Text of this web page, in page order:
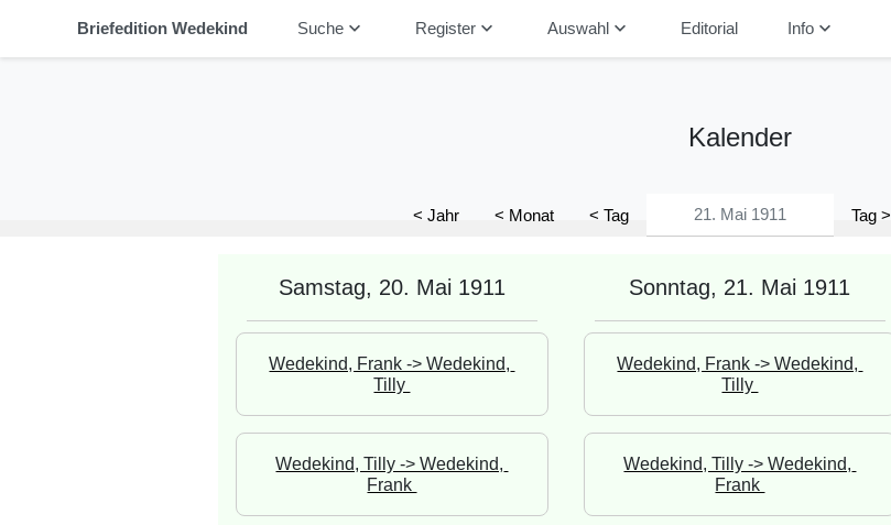
Briefedition Wedekind Suchekeyboard_arrow_down Registerkeyboard_arrow_down Auswahlkeyboard_arrow_down Editorial Infokeyboard_arrow_down
Kalender
< Jahr < Monat < Tag Tag >
Samstag, 20. Mai 1911
Wedekind, Frank -> Wedekind,
Tilly
Wedekind, Tilly -> Wedekind,
Frank
Sonntag, 21. Mai 1911
Wedekind, Frank -> Wedekind,
Tilly
Wedekind, Tilly -> Wedekind,
Frank